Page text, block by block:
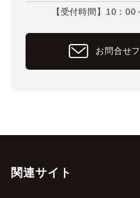
【受付時間】10：00
お問合せ
関連サイト